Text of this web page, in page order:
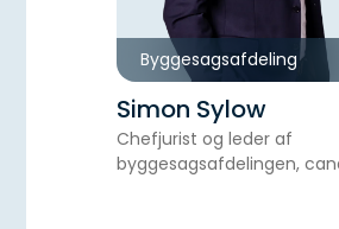
Byggesagsafdeling
Simon Sylow
Chefjurist og leder af
byggesagsafdelingen,